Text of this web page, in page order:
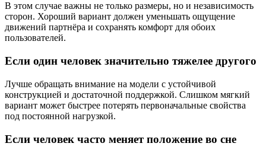
В этом случае важны не только размеры, но и независимость
сторон. Хороший вариант должен уменьшать ощущение
движений партнёра и сохранять комфорт для обоих
пользователей.
Если один человек значительно тяжелее другого
Лучше обращать внимание на модели с устойчивой
конструкцией и достаточной поддержкой. Слишком мягкий
вариант может быстрее потерять первоначальные свойства
под постоянной нагрузкой.
Если человек часто меняет положение во сне